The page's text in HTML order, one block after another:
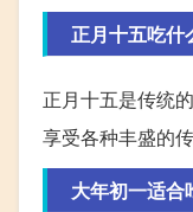
正月十五吃什
正月十五是传统
享受各种丰盛的
大年初一适合